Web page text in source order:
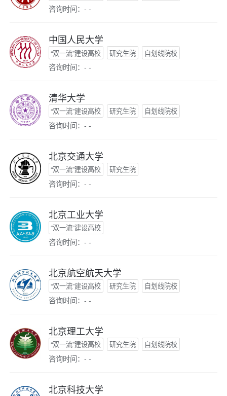
咨询时间：- -
中国人民大学
“双一流”建设高校 研究生院 自划线院校
咨询时间：- -
清华大学
“双一流”建设高校 研究生院 自划线院校
咨询时间：- -
北京交通大学
“双一流”建设高校 研究生院
咨询时间：- -
北京工业大学
“双一流”建设高校
咨询时间：- -
北京航空航天大学
“双一流”建设高校 研究生院 自划线院校
咨询时间：- -
北京理工大学
“双一流”建设高校 研究生院 自划线院校
咨询时间：- -
北京科技大学